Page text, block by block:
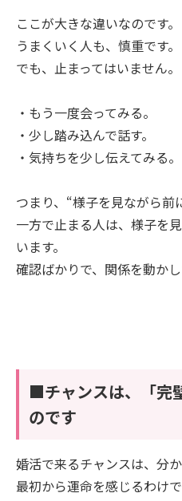
ここが大きな違いなのです。
うまくいく人も、慎重です。
でも、止まってはいません。
・もう一度会ってみる。
・少し踏み込んで話す。
・気持ちを少し伝えてみる。
つまり、“様子を見ながら前
一方で止まる人は、様子を
います。
確認ばかりで、関係を動かし
■チャンスは、「完
のです
婚活で来るチャンスは、分
最初から運命を感じるわけ